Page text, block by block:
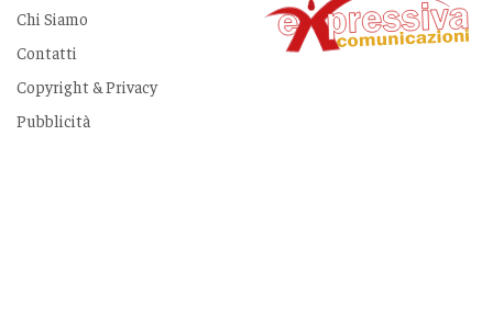
Chi Siamo
Contatti
Copyright & Privacy
Pubblicità